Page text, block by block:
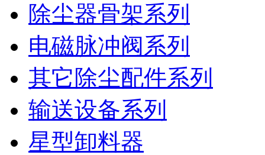
除尘器骨架系列
电磁脉冲阀系列
其它除尘配件系列
输送设备系列
星型卸料器